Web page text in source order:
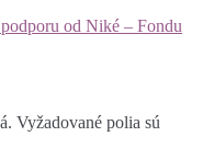
od Niké – Fondu
Vyžadované polia sú